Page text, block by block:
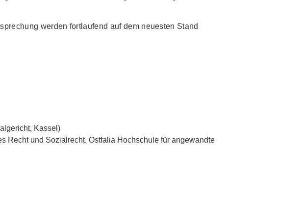
werden fortlaufend auf dem neuesten Stand
Kassel)
Recht und Sozialrecht, Ostfalia Hochschule für angewandte